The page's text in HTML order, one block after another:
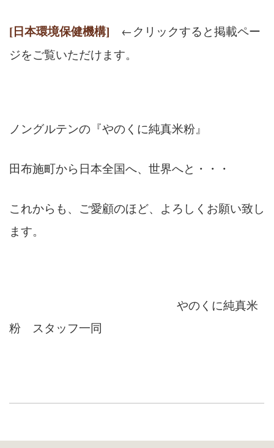
[日本環境保健機構]
←クリックすると掲載ペー
ジをご覧いただけます。
ノングルテンの『やのくに純真米粉』
田布施町から日本全国へ、世界へと・・・
これからも、ご愛顧のほど、よろしくお願い致し
ます。
やのくに純真米
粉 スタッフ一同